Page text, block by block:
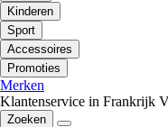
Kinderen
Sport
Accessoires
Promoties
Merken
Klantenservice in Frankrijk
Zoeken